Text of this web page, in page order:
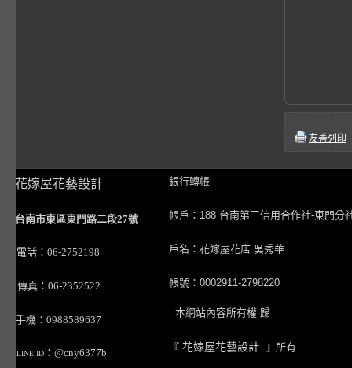
友善列印
花嫁屋花藝設計
台南市東區東門路二段27號
電話：06-2752198
傳真：06-2352522
手機：0988589637
LINE ID ：@cny6377b
銀行轉帳
帳戶：188 台南第三信用合作社-東門分
戶名：花嫁屋花店 吳秀華
帳號：0002911-2798220
本網站內容所有權 歸
『 花嫁屋花藝設計 』所有